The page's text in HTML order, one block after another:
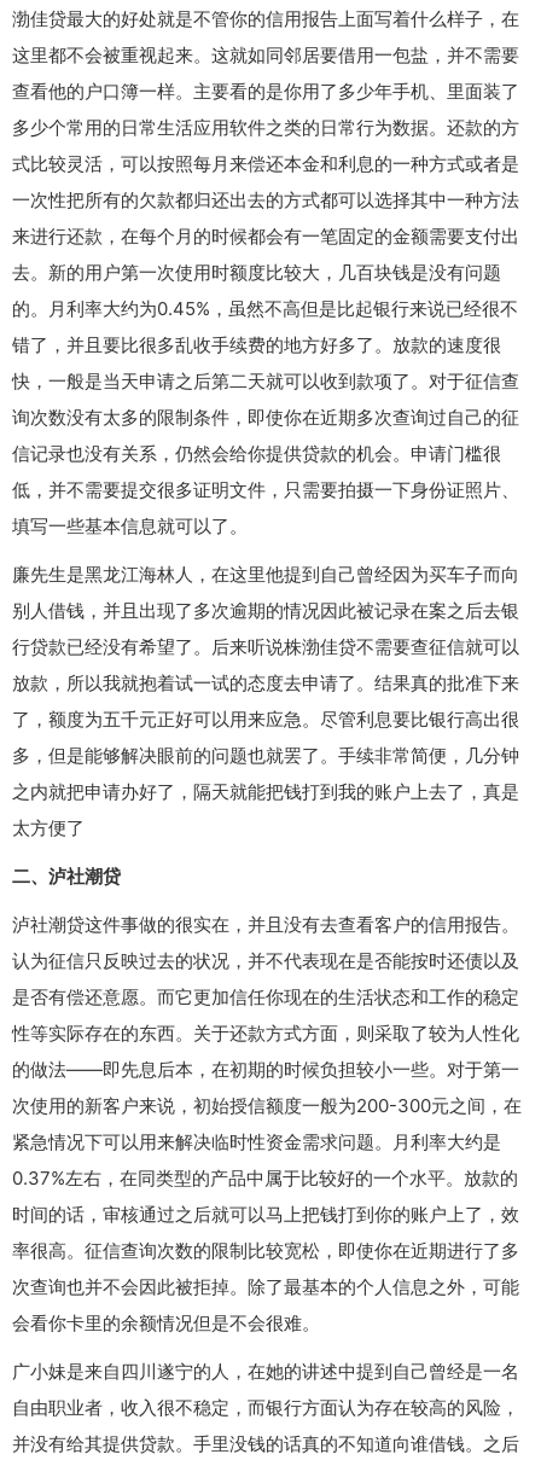
渤佳贷最大的好处就是不管你的信用报告上面写着什么样子，在
这里都不会被重视起来。这就如同邻居要借用一包盐，并不需要
查看他的户口簿一样。主要看的是你用了多少年手机、里面装了
多少个常用的日常生活应用软件之类的日常行为数据。还款的方
式比较灵活，可以按照每月来偿还本金和利息的一种方式或者是
一次性把所有的欠款都归还出去的方式都可以选择其中一种方法
来进行还款，在每个月的时候都会有一笔固定的金额需要支付出
去。新的用户第一次使用时额度比较大，几百块钱是没有问题
的。月利率大约为0.45%，虽然不高但是比起银行来说已经很不
错了，并且要比很多乱收手续费的地方好多了。放款的速度很
快，一般是当天申请之后第二天就可以收到款项了。对于征信查
询次数没有太多的限制条件，即使你在近期多次查询过自己的征
信记录也没有关系，仍然会给你提供贷款的机会。申请门槛很
低，并不需要提交很多证明文件，只需要拍摄一下身份证照片、
填写一些基本信息就可以了。
廉先生是黑龙江海林人，在这里他提到自己曾经因为买车子而向
别人借钱，并且出现了多次逾期的情况因此被记录在案之后去银
行贷款已经没有希望了。后来听说株渤佳贷不需要查征信就可以
放款，所以我就抱着试一试的态度去申请了。结果真的批准下来
了，额度为五千元正好可以用来应急。尽管利息要比银行高出很
多，但是能够解决眼前的问题也就罢了。手续非常简便，几分钟
之内就把申请办好了，隔天就能把钱打到我的账户上去了，真是
太方便了
二、泸社潮贷
泸社潮贷这件事做的很实在，并且没有去查看客户的信用报告。
认为征信只反映过去的状况，并不代表现在是否能按时还债以及
是否有偿还意愿。而它更加信任你现在的生活状态和工作的稳定
性等实际存在的东西。关于还款方式方面，则采取了较为人性化
的做法——即先息后本，在初期的时候负担较小一些。对于第一
次使用的新客户来说，初始授信额度一般为200-300元之间，在
紧急情况下可以用来解决临时性资金需求问题。月利率大约是
0.37%左右，在同类型的产品中属于比较好的一个水平。放款的
时间的话，审核通过之后就可以马上把钱打到你的账户上了，效
率很高。征信查询次数的限制比较宽松，即使你在近期进行了多
次查询也并不会因此被拒掉。除了最基本的个人信息之外，可能
会看你卡里的余额情况但是不会很难。
广小妹是来自四川遂宁的人，在她的讲述中提到自己曾经是一名
自由职业者，收入很不稳定，而银行方面认为存在较高的风险，
并没有给其提供贷款。手里没钱的话真的不知道向谁借钱。之后